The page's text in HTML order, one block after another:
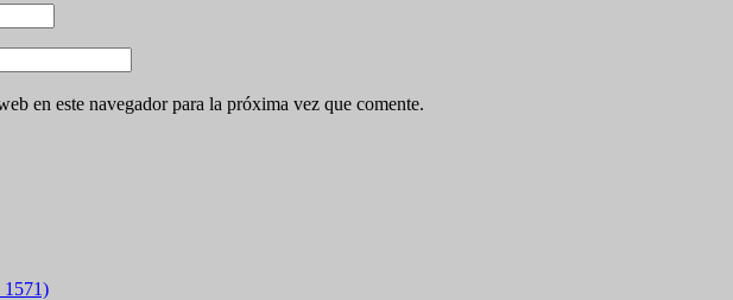
en este navegador para la próxima vez que comente.